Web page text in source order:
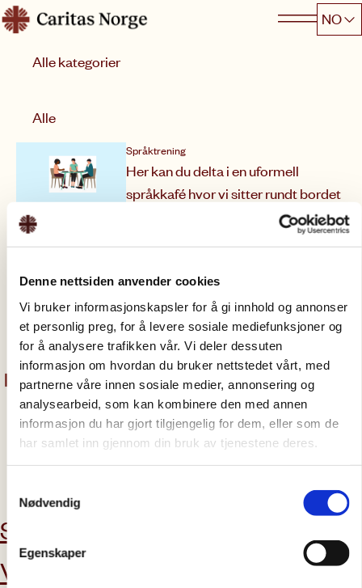
Denne nettsiden anvender cookies
Vi bruker informasjonskapsler for å gi innhold og annonser
et personlig preg, for å levere sosiale mediefunksjoner og
for å analysere trafikken vår. Vi deler dessuten
informasjon om hvordan du bruker nettstedet vårt, med
partnerne våre innen sosiale medier, annonsering og
analysearbeid, som kan kombinere den med annen
informasjon du har gjort tilgjengelig for dem, eller som de
har samlet inn gjennom din bruk av tjenestene deres.
Nødvendig
Egenskaper
Hopp
til
innhold
Caritas
NO
Alle
Språktrening
Her kan du delta i en uformell
språkkafé hvor vi sitter rundt bordet
og snakker sammen om Norge,
Snakk og Søk på Søndre
Nordstrand
se kurstilbud
Støtt oss
Vil du bli
Kontakt oss